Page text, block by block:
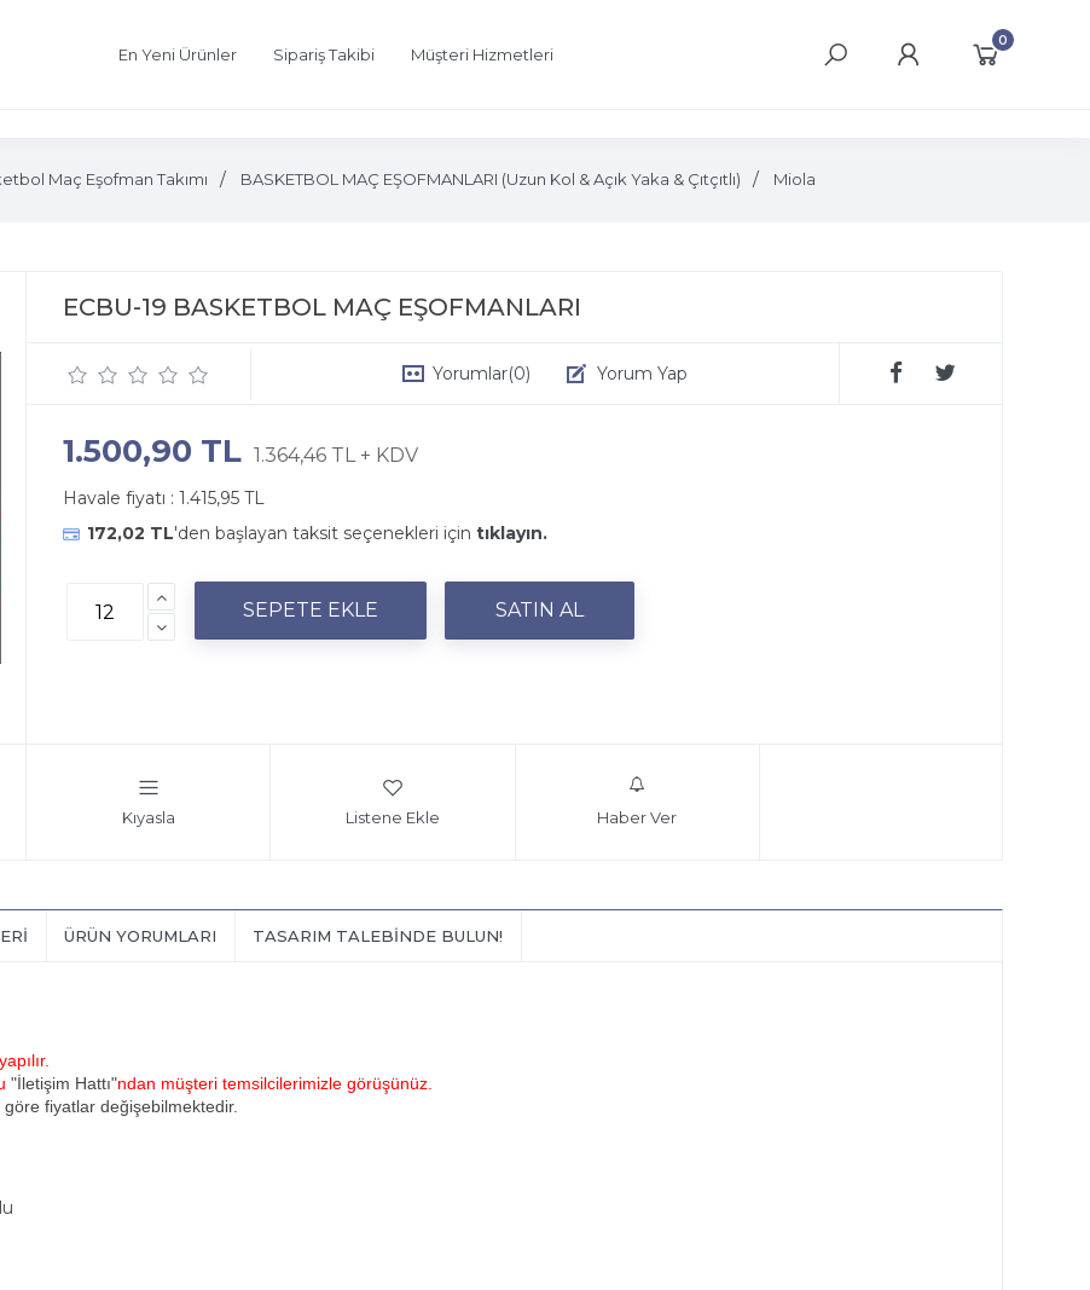
En Yeni Ürünler Sipariş Takibi Müşteri Hizmetleri
0
Maç Eşofman Takımı BASKETBOL MAÇ EŞOFMANLARI (Uzun Kol & Açık Yaka & Çıtçıtlı) Miola
ECBU-19 BASKETBOL MAÇ EŞOFMANLARI
Yorumlar(0) Yorum Yap
1.500,90 TL 1.364,46 TL + KDV
Havale fiyatı : 1.415,95 TL
172,02 TL'den başlayan taksit seçenekleri için tıklayın.
Kıyasla Listene Ekle Haber Ver
ÜRÜN YORUMLARI TASARIM TALEBINDE BULUN!
"İletişim Hattı"ndan müşteri temsilcilerimizle görüşünüz.
fiyatlar değişebilmektedir.